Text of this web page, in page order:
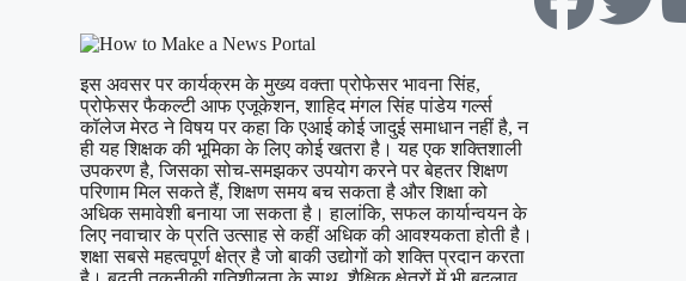
इस अवसर पर कार्यक्रम के मुख्य वक्ता प्रोफेसर भावना सिंह,
प्रोफेसर फैकल्टी आफ एजूकेशन, शाहिद मंगल सिंह पांडेय गर्ल्स
कॉलेज मेरठ ने विषय पर कहा कि एआई कोई जादुई समाधान नहीं है, न
ही यह शिक्षक की भूमिका के लिए कोई खतरा है। यह एक शक्तिशाली
उपकरण है, जिसका सोच-समझकर उपयोग करने पर बेहतर शिक्षण
परिणाम मिल सकते हैं, शिक्षण समय बच सकता है और शिक्षा को
अधिक समावेशी बनाया जा सकता है। हालांकि, सफल कार्यान्वयन के
लिए नवाचार के प्रति उत्साह से कहीं अधिक की आवश्यकता होती है।
शक्षा सबसे महत्वपूर्ण क्षेत्र है जो बाकी उद्योगों को शक्ति प्रदान करता